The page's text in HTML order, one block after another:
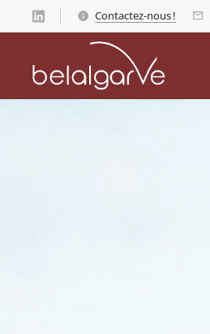
Contactez-nous !